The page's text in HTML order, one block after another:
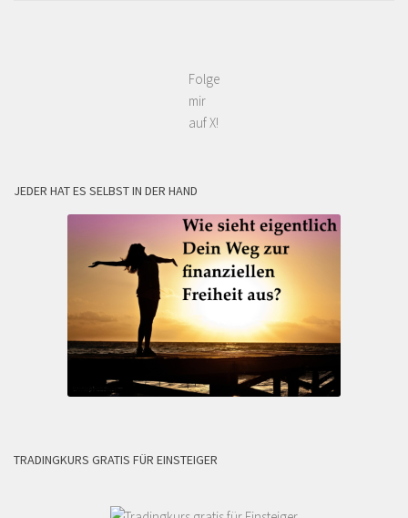
Folge
mir
auf X!
JEDER HAT ES SELBST IN DER HAND
TRADINGKURS GRATIS FÜR EINSTEIGER